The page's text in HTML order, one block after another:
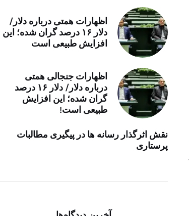
اظهارات همتی درباره دلار/
دلار ۱۶ درصد گران شده؛ این
افزایش طبیعی است
اظهارات جنجالی همتی
درباره دلار/ دلار ۱۶ درصد
گران شده؛ این افزایش
طبیعی است!
نقش اثرگذار رسانه ها در پیگیری مطالبات
پرستاری